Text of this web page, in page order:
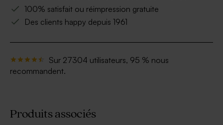
100% satisfait ou réimpression gratuite
Des clients happy depuis 1961
Sur 27304 utilisateurs, 95 % nous
recommandent.
Produits associés